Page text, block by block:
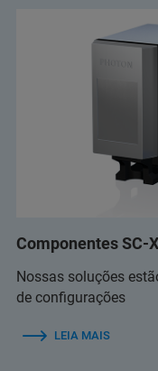
Componentes SC-
Nossas soluções
de configurações
LEIA MAIS